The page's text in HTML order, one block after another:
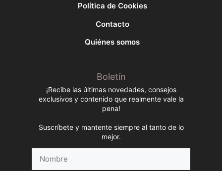
Política de Cookies
Contacto
Quiénes somos
Boletín
¡Recibe las últimas novedades, consejos
exclusivos y contenido que realmente vale la
pena!
Suscríbete y mantente siempre al tanto de lo
mejor.